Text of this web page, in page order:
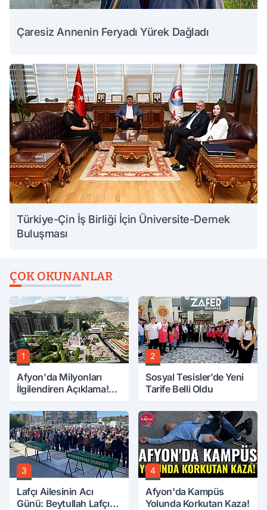
Çaresiz Annenin Feryadı Yürek Dağladı
Türkiye-Çin İş Birliği İçin Üniversite-Dernek
Buluşması
ÇOK OKUNANLAR
1
Afyon'da Milyonları
İlgilendiren Açıklama!
2
Sosyal Tesisler’de Yeni
Tarife Belli Oldu
3
Lafçı Ailesinin Acı
Günü: Beytullah Lafçı
4
Afyon'da Kampüs
Yolunda Korkutan Kaza!